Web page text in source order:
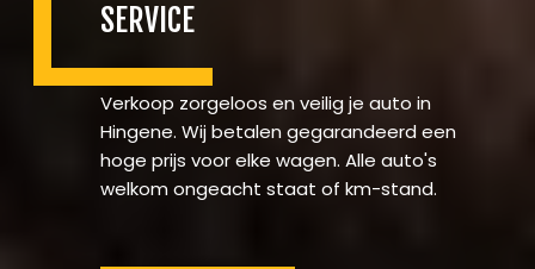
SERVICE
Verkoop zorgeloos en veilig je auto in
Hingene. Wij betalen gegarandeerd een
hoge prijs voor elke wagen. Alle auto's
welkom ongeacht staat of km-stand.